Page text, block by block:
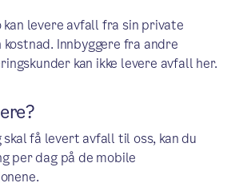
kan levere avfall fra sin private
Innbyggere fra andre
kan ikke levere avfall her.
få levert avfall til oss, kan du
per dag på de mobile